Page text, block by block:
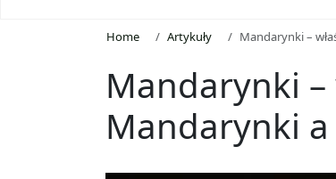
Home Artykuły Mandarynki –
Mandarynki –
Mandarynki